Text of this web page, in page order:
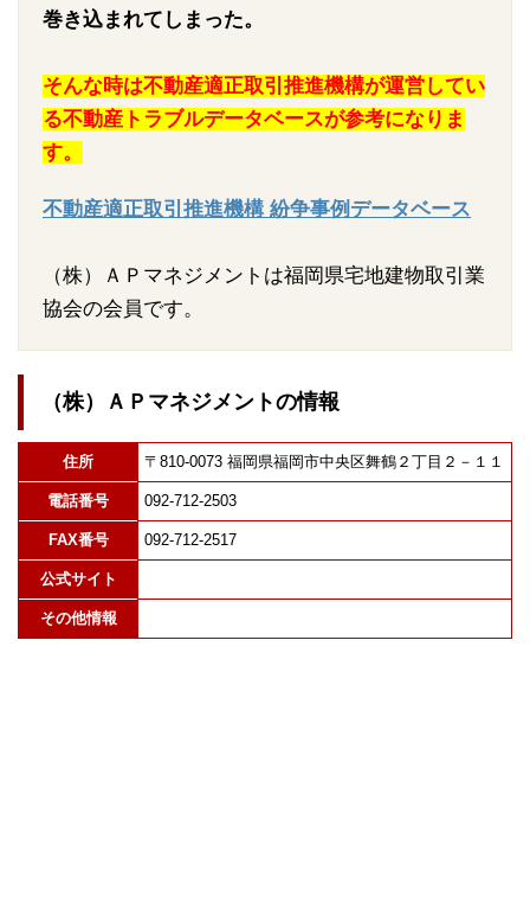
巻き込まれてしまった。
そんな時は不動産適正取引推進機構が運営してい
る不動産トラブルデータベースが参考になりま
す。
不動産適正取引推進機構 紛争事例データベース
（株）ＡＰマネジメントは福岡県宅地建物取引業
協会の会員です。
（株）ＡＰマネジメントの情報
住所 〒810-0073 福岡県福岡市中央区舞鶴２丁目２－１１
電話番号 092-712-2503
FAX番号 092-712-2517
公式サイト
その他情報